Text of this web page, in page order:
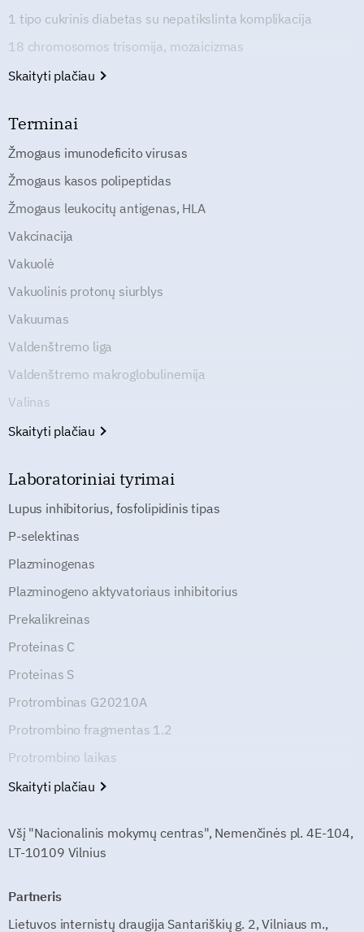
1 tipo cukrinis diabetas su nepatikslinta komplikacija
18 chromosomos trisomija, mozaicizmas
Skaityti plačiau
Terminai
Žmogaus imunodeficito virusas
Žmogaus kasos polipeptidas
Žmogaus leukocitų antigenas, HLA
Vakcinacija
Vakuolė
Vakuolinis protonų siurblys
Vakuumas
Valdenštremo liga
Valdenštremo makroglobulinemija
Valinas
Skaityti plačiau
Laboratoriniai tyrimai
Lupus inhibitorius, fosfolipidinis tipas
P-selektinas
Plazminogenas
Plazminogeno aktyvatoriaus inhibitorius
Prekalikreinas
Proteinas C
Proteinas S
Protrombinas G20210A
Protrombino fragmentas 1.2
Protrombino laikas
Skaityti plačiau
Všį "Nacionalinis mokymų centras", Nemenčinės pl. 4E-104,
LT-10109 Vilnius
Partneris
Lietuvos internistų draugija Santariškių g. 2, Vilniaus m.,